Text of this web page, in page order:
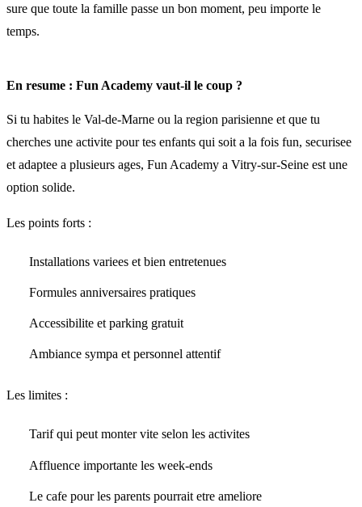
sure que toute la famille passe un bon moment, peu importe le
temps.
En resume : Fun Academy vaut-il le coup ?
Si tu habites le Val-de-Marne ou la region parisienne et que tu
cherches une activite pour tes enfants qui soit a la fois fun, securisee
et adaptee a plusieurs ages, Fun Academy a Vitry-sur-Seine est une
option solide.
Les points forts :
Installations variees et bien entretenues
Formules anniversaires pratiques
Accessibilite et parking gratuit
Ambiance sympa et personnel attentif
Les limites :
Tarif qui peut monter vite selon les activites
Affluence importante les week-ends
Le cafe pour les parents pourrait etre ameliore